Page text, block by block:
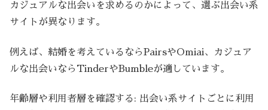
カジュアルな出会いを求めるのかによって、選ぶ出会い系
サイトが異なります。
例えば、結婚を考えているならPairsやOmiai、カジュア
ルな出会いならTinderやBumbleが適しています。
年齢層や利用者層を確認する: 出会い系サイトごとに利用